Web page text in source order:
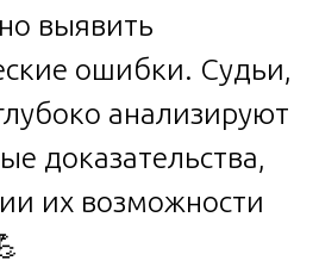
выявить
ошибки. Судьи,
анализируют
доказательства,
их возможности